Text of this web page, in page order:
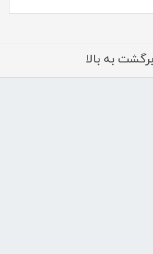
برگشت به بالا